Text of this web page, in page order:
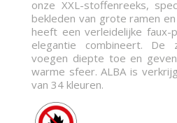
onze XXL-stoffenreeks,
bekleden van grote ramen
heeft een verleidelijke
elegantie combineert. De
voegen diepte toe en
warme sfeer. ALBA is
van 34 kleuren.